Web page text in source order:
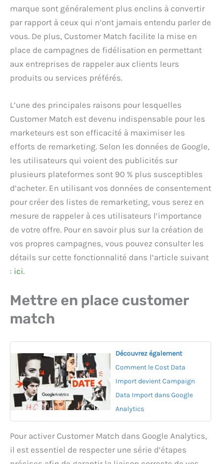
marque sont généralement plus enclins à convertir
par rapport à ceux qui n’ont jamais entendu parler de
vous. De plus, Customer Match facilite la mise en
place de campagnes de fidélisation en permettant
aux entreprises de rappeler aux clients leurs
produits ou services préférés.
L’une des principales raisons pour lesquelles
Customer Match est devenu indispensable pour les
marketeurs est son efficacité à maximiser les
efforts de remarketing. Selon les données de Google,
les utilisateurs qui voient des publicités sur
plusieurs plateformes sont 90 % plus susceptibles
d’acheter. En utilisant vos données de consentement
pour créer des listes de remarketing, vous serez en
mesure de rappeler à ces utilisateurs l’importance
de votre offre. Pour en savoir plus sur la création de
vos propres campagnes, vous pouvez consulter les
détails sur cette fonctionnalité dans l’article suivant
: ici.
Mettre en place customer
match
Découvrez également
Comment le Cost Data
Import devient Campaign
Data Import dans Google
Analytics
Pour activer Customer Match dans Google Analytics,
il est essentiel de respecter une série d’étapes